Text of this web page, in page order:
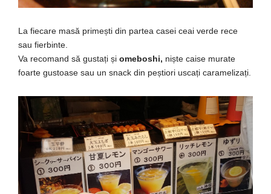
La fiecare masă primești din partea casei ceai verde rece
sau fierbinte.
Va recomand să gustați și omeboshi, niște caise murate
foarte gustoase sau un snack din peștiori uscați caramelizați